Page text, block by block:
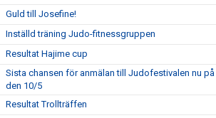
Guld till Josefine!
Inställd träning Judo-fitnessgruppen
Resultat Hajime cup
Sista chansen för anmälan till Judofestivalen nu
den 10/5
Resultat Trollträffen